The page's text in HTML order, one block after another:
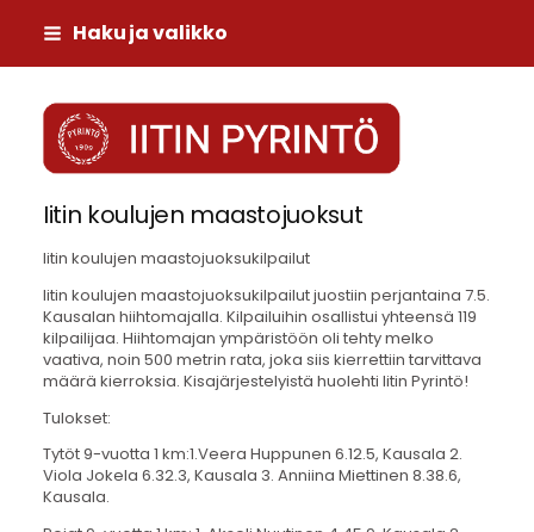
Siirry
sivun
sisältöön
Haku ja valikko
Iitin Pyrintö
Iitin koulujen maastojuoksut
Iitin koulujen maastojuoksukilpailut
Iitin koulujen maastojuoksukilpailut juostiin perjantaina 7.5.
Kausalan hiihtomajalla. Kilpailuihin osallistui yhteensä 119
kilpailijaa. Hiihtomajan ympäristöön oli tehty melko
vaativa, noin 500 metrin rata, joka siis kierrettiin tarvittava
määrä kierroksia. Kisajärjestelyistä huolehti Iitin Pyrintö!
Tulokset:
Tytöt 9-vuotta 1 km:1.Veera Huppunen 6.12.5, Kausala 2.
Viola Jokela 6.32.3, Kausala 3. Anniina Miettinen 8.38.6,
Kausala.